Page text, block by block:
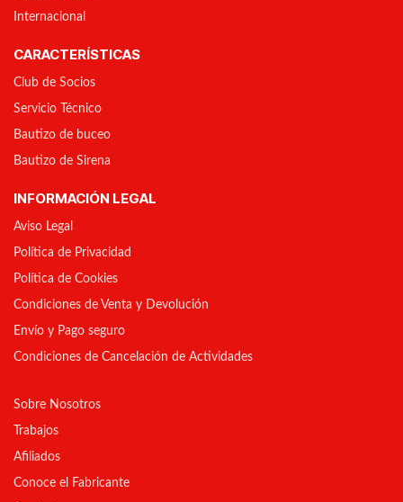
Internacional
CARACTERÍSTICAS
Club de Socios
Servicio Técnico
Bautizo de buceo
Bautizo de Sirena
INFORMACIÓN LEGAL
Aviso Legal
Política de Privacidad
Política de Cookies
Condiciones de Venta y Devolución
Envío y Pago seguro
Condiciones de Cancelación de Actividades
Sobre Nosotros
Trabajos
Afiliados
Conoce el Fabricante